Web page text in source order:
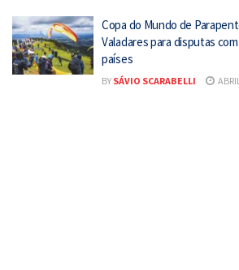
Copa do Mundo de
Valadares para disputas
países
BY SÁVIO SCARABELLI